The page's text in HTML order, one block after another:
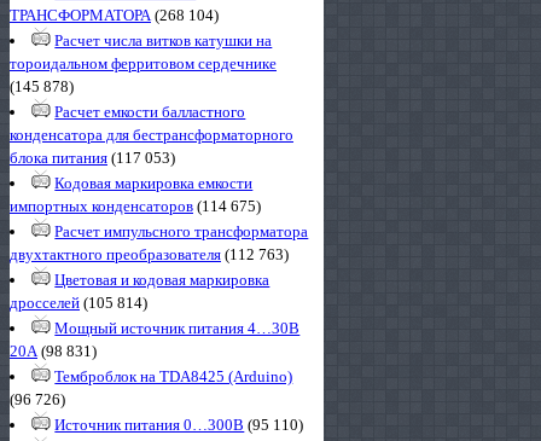
ТРАНСФОРМАТОРА(268 104)
Расчет числа витков катушки на
тороидальном ферритовом сердечнике
(145 878)
Расчет емкости балластного
конденсатора для бестрансформаторного
блока питания (117 053)
Кодовая маркировка емкости
импортных конденсаторов (114 675)
Расчет импульсного трансформатора
двухтактного преобразователя (112 763)
Цветовая и кодовая маркировка
дросселей (105 814)
Мощный источник питания 4…30В
20А(98 831)
Темброблок на TDA8425 (Arduino)
(96 726)
Источник питания 0…300В (95 110)